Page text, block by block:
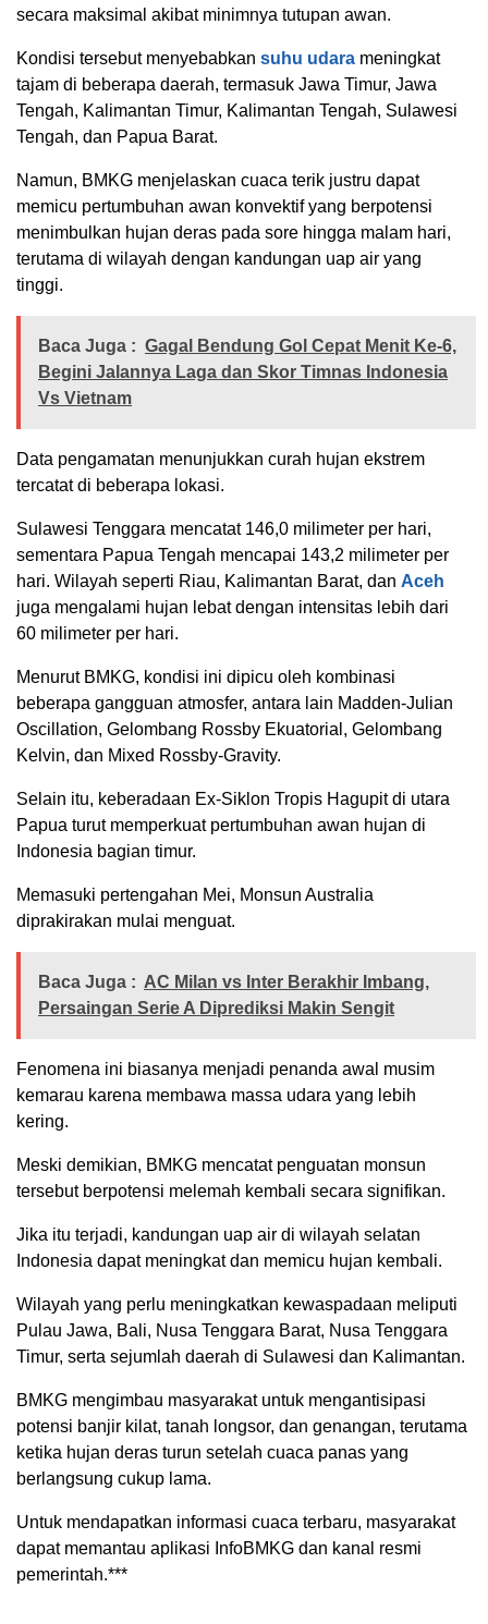
secara maksimal akibat minimnya tutupan awan.
Kondisi tersebut menyebabkan suhu udara meningkat
tajam di beberapa daerah, termasuk Jawa Timur, Jawa
Tengah, Kalimantan Timur, Kalimantan Tengah, Sulawesi
Tengah, dan Papua Barat.
Namun, BMKG menjelaskan cuaca terik justru dapat
memicu pertumbuhan awan konvektif yang berpotensi
menimbulkan hujan deras pada sore hingga malam hari,
terutama di wilayah dengan kandungan uap air yang
tinggi.
Baca Juga : Gagal Bendung Gol Cepat Menit Ke-6,
Begini Jalannya Laga dan Skor Timnas Indonesia
Vs Vietnam
Data pengamatan menunjukkan curah hujan ekstrem
tercatat di beberapa lokasi.
Sulawesi Tenggara mencatat 146,0 milimeter per hari,
sementara Papua Tengah mencapai 143,2 milimeter per
hari. Wilayah seperti Riau, Kalimantan Barat, dan Aceh
juga mengalami hujan lebat dengan intensitas lebih dari
60 milimeter per hari.
Menurut BMKG, kondisi ini dipicu oleh kombinasi
beberapa gangguan atmosfer, antara lain Madden-Julian
Oscillation, Gelombang Rossby Ekuatorial, Gelombang
Kelvin, dan Mixed Rossby-Gravity.
Selain itu, keberadaan Ex-Siklon Tropis Hagupit di utara
Papua turut memperkuat pertumbuhan awan hujan di
Indonesia bagian timur.
Memasuki pertengahan Mei, Monsun Australia
diprakirakan mulai menguat.
Baca Juga : AC Milan vs Inter Berakhir Imbang,
Persaingan Serie A Diprediksi Makin Sengit
Fenomena ini biasanya menjadi penanda awal musim
kemarau karena membawa massa udara yang lebih
kering.
Meski demikian, BMKG mencatat penguatan monsun
tersebut berpotensi melemah kembali secara signifikan.
Jika itu terjadi, kandungan uap air di wilayah selatan
Indonesia dapat meningkat dan memicu hujan kembali.
Wilayah yang perlu meningkatkan kewaspadaan meliputi
Pulau Jawa, Bali, Nusa Tenggara Barat, Nusa Tenggara
Timur, serta sejumlah daerah di Sulawesi dan Kalimantan.
BMKG mengimbau masyarakat untuk mengantisipasi
potensi banjir kilat, tanah longsor, dan genangan, terutama
ketika hujan deras turun setelah cuaca panas yang
berlangsung cukup lama.
Untuk mendapatkan informasi cuaca terbaru, masyarakat
dapat memantau aplikasi InfoBMKG dan kanal resmi
pemerintah.***